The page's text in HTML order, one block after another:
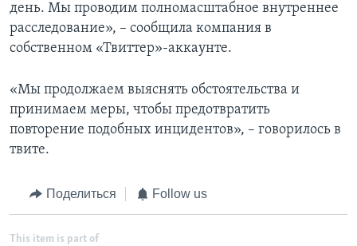
день. Мы проводим полномасштабное внутреннее
расследование», – сообщила компания в
собственном «Твиттер»-аккаунте.
«Мы продолжаем выяснять обстоятельства и
принимаем меры, чтобы предотвратить
повторение подобных инцидентов», – говорилось в
твите.
Поделиться Follow us
This item is part of